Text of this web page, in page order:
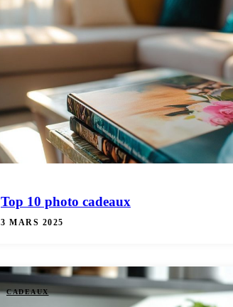
Top 10 photo cadeaux
3 MARS 2025
CADEAUX